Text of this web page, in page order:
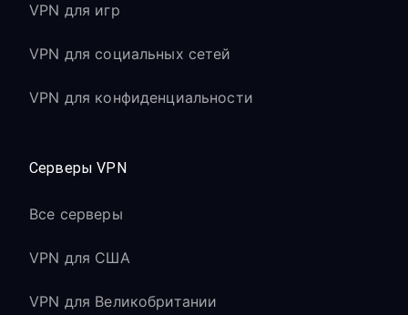
VPN для игр
VPN для социальных сетей
VPN для конфиденциальности
Серверы VPN
Все серверы
VPN для США
VPN для Великобритании